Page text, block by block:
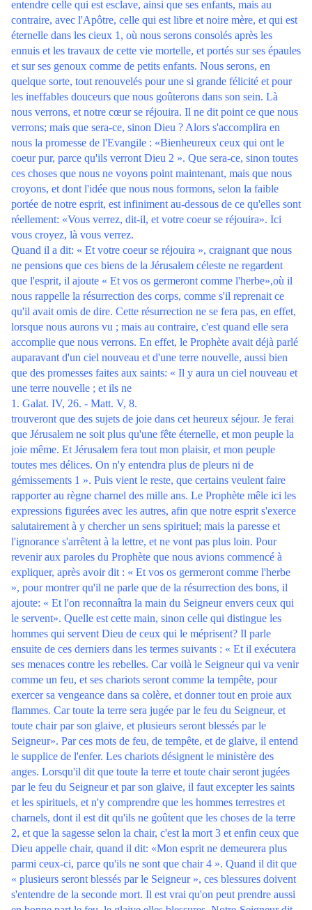
entendre celle qui est esclave, ainsi que ses enfants, mais au
contraire, avec l'Apôtre, celle qui est libre et noire mère, et qui est
éternelle dans les cieux 1, où nous serons consolés après les
ennuis et les travaux de cette vie mortelle, et portés sur ses épaules
et sur ses genoux comme de petits enfants. Nous serons, en
quelque sorte, tout renouvelés pour une si grande félicité et pour
les ineffables douceurs que nous goûterons dans son sein. Là
nous verrons, et notre cœur se réjouira. Il ne dit point ce que nous
verrons; mais que sera-ce, sinon Dieu ? Alors s'accomplira en
nous la promesse de l'Evangile : «Bienheureux ceux qui ont le
coeur pur, parce qu'ils verront Dieu 2 ». Que sera-ce, sinon toutes
ces choses que nous ne voyons point maintenant, mais que nous
croyons, et dont l'idée que nous nous formons, selon la faible
portée de notre esprit, est infiniment au-dessous de ce qu'elles sont
réellement: «Vous verrez, dit-il, et votre coeur se réjouira». Ici
vous croyez, là vous verrez.
Quand il a dit: « Et votre coeur se réjouira », craignant que nous
ne pensions que ces biens de la Jérusalem céleste ne regardent
que l'esprit, il ajoute « Et vos os germeront comme l'herbe»,où il
nous rappelle la résurrection des corps, comme s'il reprenait ce
qu'il avait omis de dire. Cette résurrection ne se fera pas, en effet,
lorsque nous aurons vu ; mais au contraire, c'est quand elle sera
accomplie que nous verrons. En effet, le Prophète avait déjà parlé
auparavant d'un ciel nouveau et d'une terre nouvelle, aussi bien
que des promesses faites aux saints: « Il y aura un ciel nouveau et
une terre nouvelle ; et ils ne
1. Galat. IV, 26. - Matt. V, 8.
trouveront que des sujets de joie dans cet heureux séjour. Je ferai
que Jérusalem ne soit plus qu'une fête éternelle, et mon peuple la
joie même. Et Jérusalem fera tout mon plaisir, et mon peuple
toutes mes délices. On n'y entendra plus de pleurs ni de
gémissements 1 ». Puis vient le reste, que certains veulent faire
rapporter au règne charnel des mille ans. Le Prophète mêle ici les
expressions figurées avec les autres, afin que notre esprit s'exerce
salutairement à y chercher un sens spirituel; mais la paresse et
l'ignorance s'arrêtent à la lettre, et ne vont pas plus loin. Pour
revenir aux paroles du Prophète que nous avions commencé à
expliquer, après avoir dit : « Et vos os germeront comme l'herbe
», pour montrer qu'il ne parle que de la résurrection des bons, il
ajoute: « Et l'on reconnaîtra la main du Seigneur envers ceux qui
le servent». Quelle est cette main, sinon celle qui distingue les
hommes qui servent Dieu de ceux qui le méprisent? Il parle
ensuite de ces derniers dans les termes suivants : « Et il exécutera
ses menaces contre les rebelles. Car voilà le Seigneur qui va venir
comme un feu, et ses chariots seront comme la tempête, pour
exercer sa vengeance dans sa colère, et donner tout en proie aux
flammes. Car toute la terre sera jugée par le feu du Seigneur, et
toute chair par son glaive, et plusieurs seront blessés par le
Seigneur». Par ces mots de feu, de tempête, et de glaive, il entend
le supplice de l'enfer. Les chariots désignent le ministère des
anges. Lorsqu'il dit que toute la terre et toute chair seront jugées
par le feu du Seigneur et par son glaive, il faut excepter les saints
et les spirituels, et n'y comprendre que les hommes terrestres et
charnels, dont il est dit qu'ils ne goûtent que les choses de la terre
2, et que la sagesse selon la chair, c'est la mort 3 et enfin ceux que
Dieu appelle chair, quand il dit: «Mon esprit ne demeurera plus
parmi ceux-ci, parce qu'ils ne sont que chair 4 ». Quand il dit que
« plusieurs seront blessés par le Seigneur », ces blessures doivent
s'entendre de la seconde mort. Il est vrai qu'on peut prendre aussi